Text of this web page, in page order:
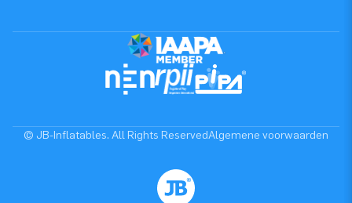
© JB-Inflatables. All Rights ReservedAlgemene voorwaarden